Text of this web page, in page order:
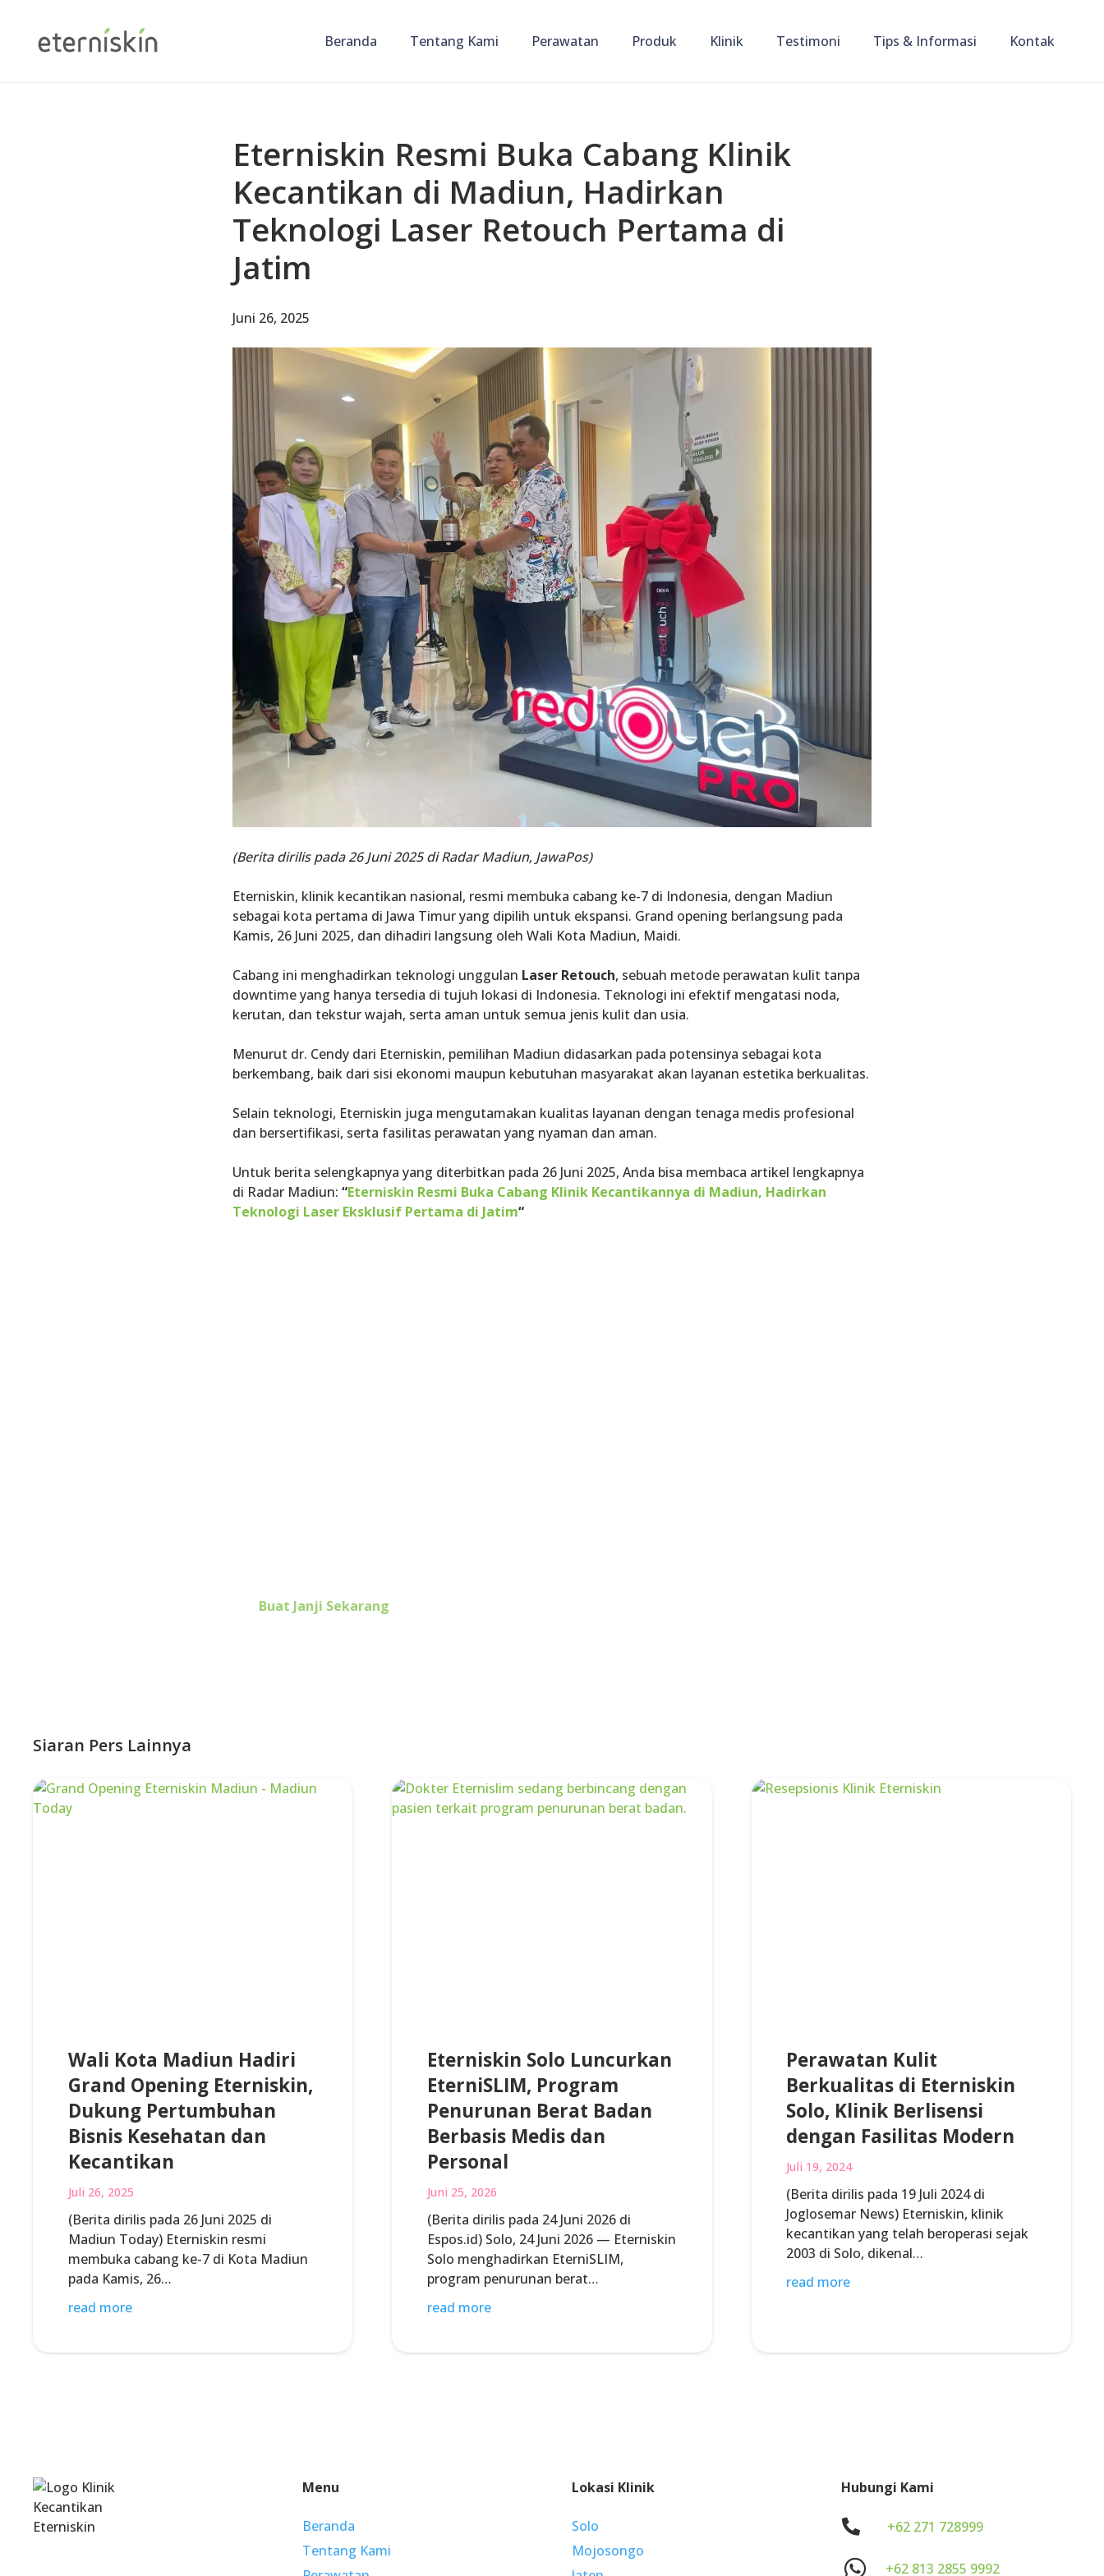
Beranda Tentang Kami Perawatan Produk Klinik Testimoni Tips & Informasi Kontak
Eterniskin Resmi Buka Cabang Klinik
Kecantikan di Madiun, Hadirkan
Teknologi Laser Retouch Pertama di
Jatim
Juni 26, 2025
(Berita dirilis pada 26 Juni 2025 di Radar Madiun, JawaPos)
Eterniskin, klinik kecantikan nasional, resmi membuka cabang ke-7 di Indonesia, dengan Madiun
sebagai kota pertama di Jawa Timur yang dipilih untuk ekspansi. Grand opening berlangsung pada
Kamis, 26 Juni 2025, dan dihadiri langsung oleh Wali Kota Madiun, Maidi.
Cabang ini menghadirkan teknologi unggulan Laser Retouch, sebuah metode perawatan kulit tanpa
downtime yang hanya tersedia di tujuh lokasi di Indonesia. Teknologi ini efektif mengatasi noda,
kerutan, dan tekstur wajah, serta aman untuk semua jenis kulit dan usia.
Menurut dr. Cendy dari Eterniskin, pemilihan Madiun didasarkan pada potensinya sebagai kota
berkembang, baik dari sisi ekonomi maupun kebutuhan masyarakat akan layanan estetika berkualitas.
Selain teknologi, Eterniskin juga mengutamakan kualitas layanan dengan tenaga medis profesional
dan bersertifikasi, serta fasilitas perawatan yang nyaman dan aman.
Untuk berita selengkapnya yang diterbitkan pada 26 Juni 2025, Anda bisa membaca artikel lengkapnya
di Radar Madiun: “Eterniskin Resmi Buka Cabang Klinik Kecantikannya di Madiun, Hadirkan
Teknologi Laser Eksklusif Pertama di Jatim“
Buat Janji Sekarang
Siaran Pers Lainnya
Wali Kota Madiun Hadiri
Grand Opening Eterniskin,
Dukung Pertumbuhan
Bisnis Kesehatan dan
Kecantikan
Juli 26, 2025
(Berita dirilis pada 26 Juni 2025 di
Madiun Today) Eterniskin resmi
membuka cabang ke-7 di Kota Madiun
pada Kamis, 26…
read more
Eterniskin Solo Luncurkan
EterniSLIM, Program
Penurunan Berat Badan
Berbasis Medis dan
Personal
Juni 25, 2026
(Berita dirilis pada 24 Juni 2026 di
Espos.id) Solo, 24 Juni 2026 — Eterniskin
Solo menghadirkan EterniSLIM,
program penurunan berat…
read more
Perawatan Kulit
Berkualitas di Eterniskin
Solo, Klinik Berlisensi
dengan Fasilitas Modern
Juli 19, 2024
(Berita dirilis pada 19 Juli 2024 di
Joglosemar News) Eterniskin, klinik
kecantikan yang telah beroperasi sejak
2003 di Solo, dikenal…
read more
Menu
Beranda
Tentang Kami
Lokasi Klinik
Solo
Mojosongo
Hubungi Kami
+62 271 728999
+62 813 2855 9992